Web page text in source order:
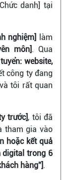
danh] tại
nghiệm]
làm
môn]. Qua
website,
công ty đang
tôi rất quan
trước], tôi đã
tham gia vào
hoặc kết quả
digital trong 6
hàng”].